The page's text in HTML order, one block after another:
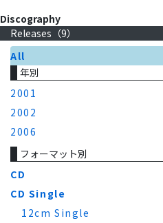
Discography
Releases（9）
All
年別
2001
2002
2006
フォーマット別
CD
CD Single
12cm Single